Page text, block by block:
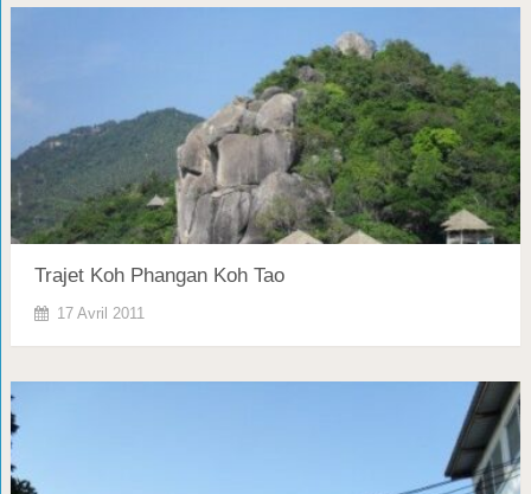
Trajet Koh Phangan Koh Tao
17 Avril 2011